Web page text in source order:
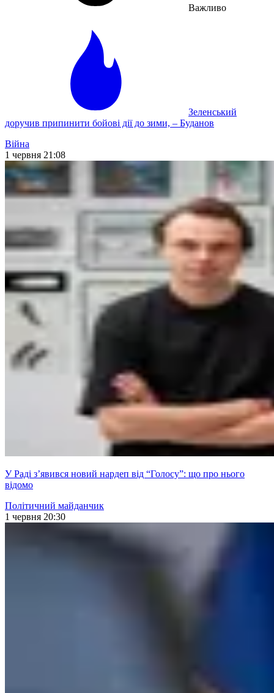
Важливо
Зеленський
доручив припинити бойові дії до зими, – Буданов
Війна
1 червня 21:08
У Раді з’явився новий нардеп від “Голосу”: що про нього
відомо
Політичний майданчик
1 червня 20:30